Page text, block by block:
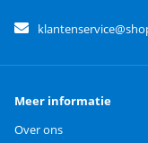
Meer informatie
Over ons